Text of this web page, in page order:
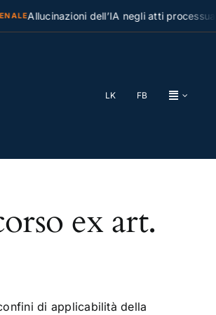
Allucinazioni dell’IA negli atti
LK FB
ex art.
di applicabilità della